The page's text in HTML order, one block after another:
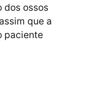
dos ossos
que a
paciente